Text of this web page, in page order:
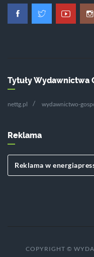
Tytuły Wydawnictwa
nettg.pl wydawnictwo-
Reklama
Reklama w
COPYRIGHT ©